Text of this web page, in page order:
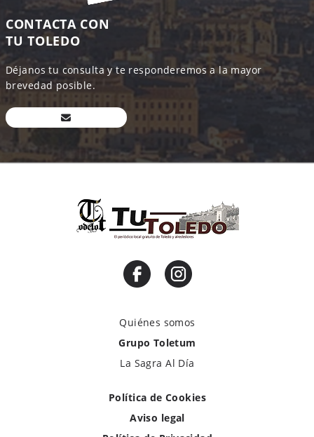
CONTACTA CON
TU TOLEDO
Déjanos tu consulta y te responderemos a la mayor
brevedad posible.
Quiénes somos
Grupo Toletum
La Sagra Al Día
Política de Cookies
Aviso legal